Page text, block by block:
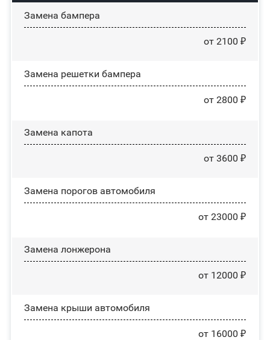
Замена бампера
от 2100 ₽
Замена решетки бампера
от 2800 ₽
Замена капота
от 3600 ₽
Замена порогов автомобиля
от 23000 ₽
Замена лонжерона
от 12000 ₽
Замена крыши автомобиля
от 16000 ₽